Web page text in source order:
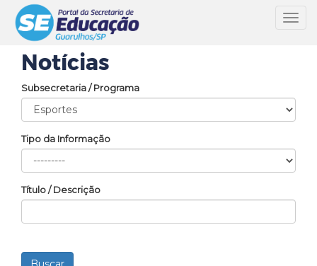
Notícias
Subsecretaria / Programa
Tipo da Informação
Título / Descrição